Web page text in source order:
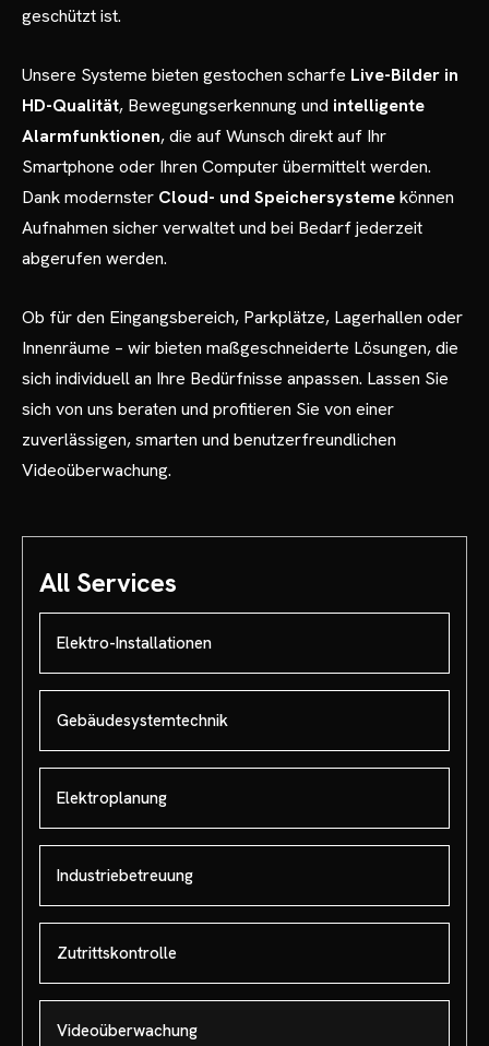
geschützt ist.
Unsere Systeme bieten gestochen scharfe Live-Bilder in
HD-Qualität, Bewegungserkennung und intelligente
Alarmfunktionen, die auf Wunsch direkt auf Ihr
Smartphone oder Ihren Computer übermittelt werden.
Dank modernster Cloud- und Speichersystemekönnen
Aufnahmen sicher verwaltet und bei Bedarf jederzeit
abgerufen werden.
Ob für den Eingangsbereich, Parkplätze, Lagerhallen oder
Innenräume – wir bieten maßgeschneiderte Lösungen, die
sich individuell an Ihre Bedürfnisse anpassen. Lassen Sie
sich von uns beraten und profitieren Sie von einer
zuverlässigen, smarten und benutzerfreundlichen
Videoüberwachung.
All Services
Elektro-Installationen
Gebäudesystemtechnik
Elektroplanung
Industriebetreuung
Zutrittskontrolle
Videoüberwachung